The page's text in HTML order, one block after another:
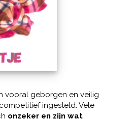
vooral geborgen en veilig
ingesteld. Vele
onzeker en zijn wat